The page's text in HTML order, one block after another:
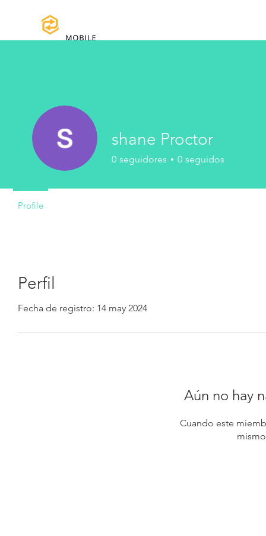
Perfil
Fecha de registro: 14 may 2024
Aún no hay
Cuando este
shane Proctor
0 seguidores 0 seguidos
Profile